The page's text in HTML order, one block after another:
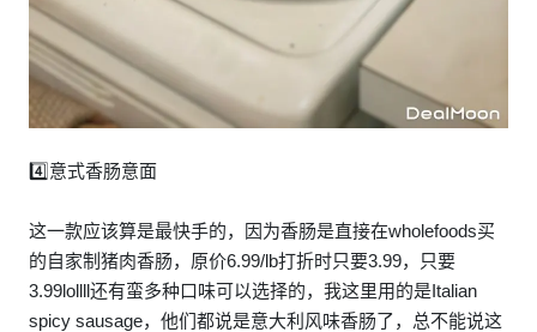
4️⃣意式香肠意面
这一款应该算是最快手的，因为香肠是直接在wholefoods买
的自家制猪肉香肠，原价6.99/lb打折时只要3.99，只要
3.99lollll还有蛮多种口味可以选择的，我这里用的是Italian
spicy sausage，他们都说是意大利风味香肠了，总不能说这